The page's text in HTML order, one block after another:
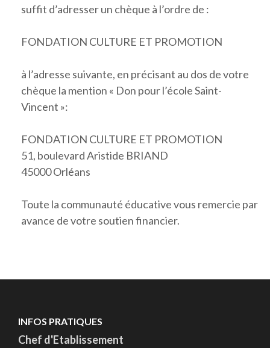
suffit d’adresser un chèque à l’ordre de :
FONDATION CULTURE ET PROMOTION
à l’adresse suivante, en précisant au dos de votre
chèque la mention « Don pour l’école Saint-
Vincent »:
FONDATION CULTURE ET PROMOTION
51, boulevard Aristide BRIAND
45000 Orléans
Toute la communauté éducative vous remercie par
avance de votre soutien financier.
INFOS PRATIQUES
Chef d'Etablissement